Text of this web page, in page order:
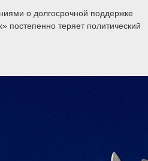
о долгосрочной поддержке
теряет политический